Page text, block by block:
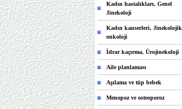
Kadın hastalıkları, Genel
Jinekoloji
Kadın kanserleri, Jinekolojik
onkoloji
İdrar kaçırma, Ürojinekoloji
Aile planlaması
Aşılama ve tüp bebek
Menopoz ve osteoporoz